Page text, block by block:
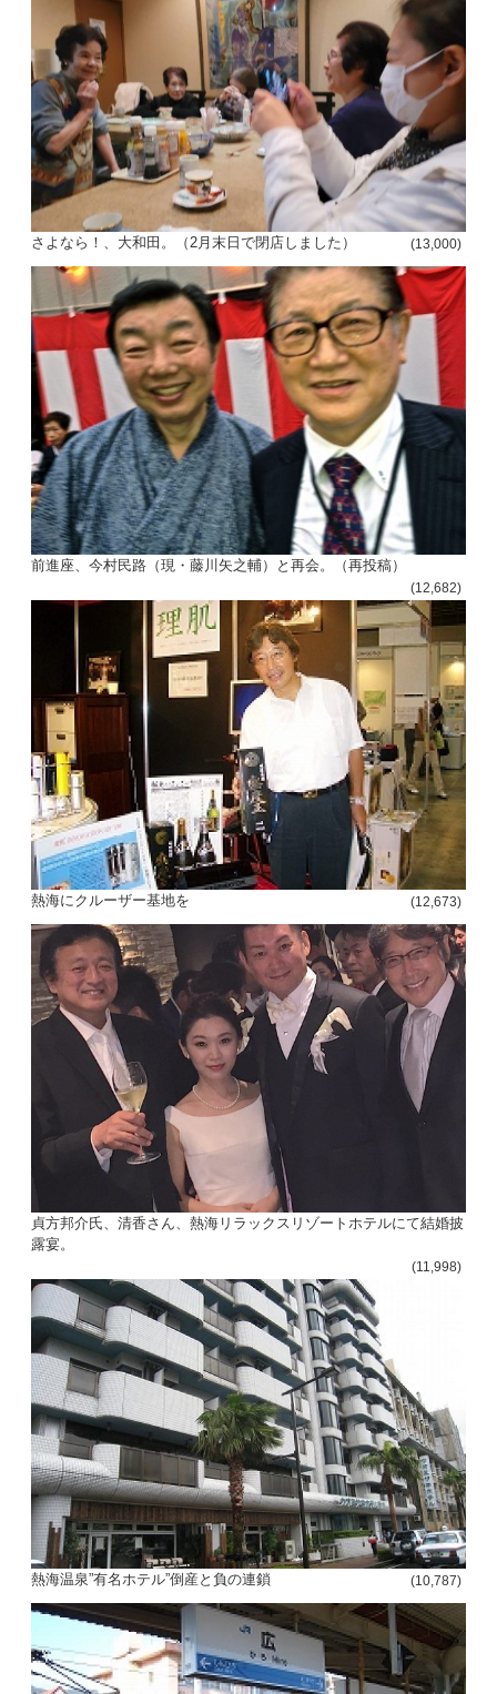
さよなら！、大和田。（2月末日で閉店しました） (13,000)
前進座、今村民路（現・藤川矢之輔）と再会。（再投稿）
(12,682)
熱海にクルーザー基地を (12,673)
貞方邦介氏、清香さん、熱海リラックスリゾートホテルにて結婚披
露宴。
(11,998)
熱海温泉”有名ホテル”倒産と負の連鎖 (10,787)